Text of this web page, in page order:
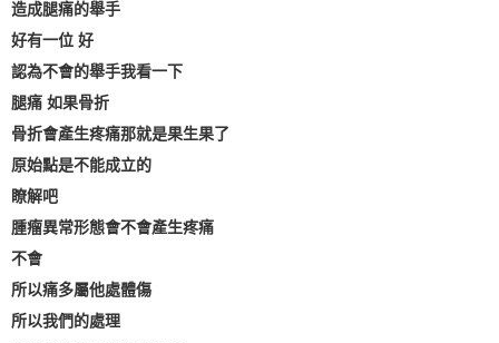
造成腿痛的舉手
好有一位 好
認為不會的舉手我看一下
腿痛 如果骨折
骨折會產生疼痛那就是果生果了
原始點是不能成立的
瞭解吧
腫瘤異常形態會不會產生疼痛
不會
所以痛多屬他處體傷
所以我們的處理